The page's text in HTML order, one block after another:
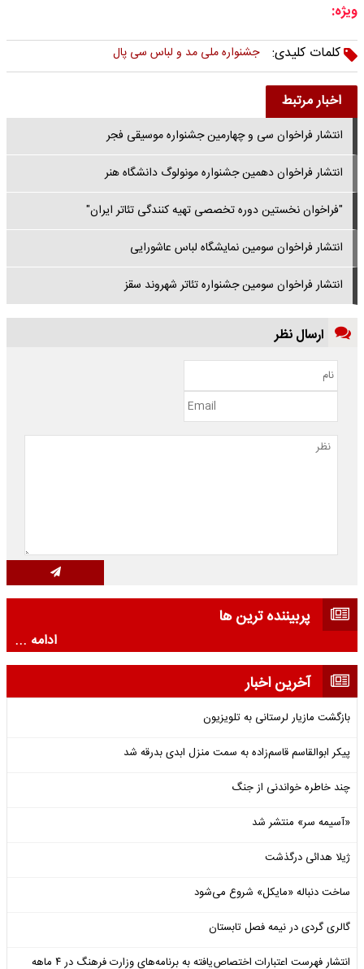
ویژه:
کلمات کلیدی:
جشنواره ملی مد و لباس سی پال
اخبار مرتبط
انتشار فراخوان سی و چهارمین جشنواره موسیقی فجر
انتشار فراخوان دهمین جشنواره مونولوگ دانشگاه هنر
"فراخوان نخستین دوره تخصصی تهیه کنندگی تئاتر ایران"
انتشار فراخوان سومین نمایشگاه لباس عاشورایی
انتشار فراخوان سومین جشنواره تئاتر شهروند سقز
ارسال نظر
پربیننده ترین ها
ادامه ...
آخرین اخبار
بازگشت مازیار لرستانی به تلویزیون
پیکر ابوالقاسم قاسم‌زاده به سمت منزل ابدی بدرقه شد
چند خاطره خواندنی از جنگ
«آسیمه سر» منتشر شد
ژیلا هدائی درگذشت
ساخت دنباله «مایکل» شروع می‌شود
گالری گردی در نیمه فصل تابستان
انتشار فهرست اعتبارات اختصاص‌یافته به برنامه‌های وزارت فرهنگ در ۴ ماهه